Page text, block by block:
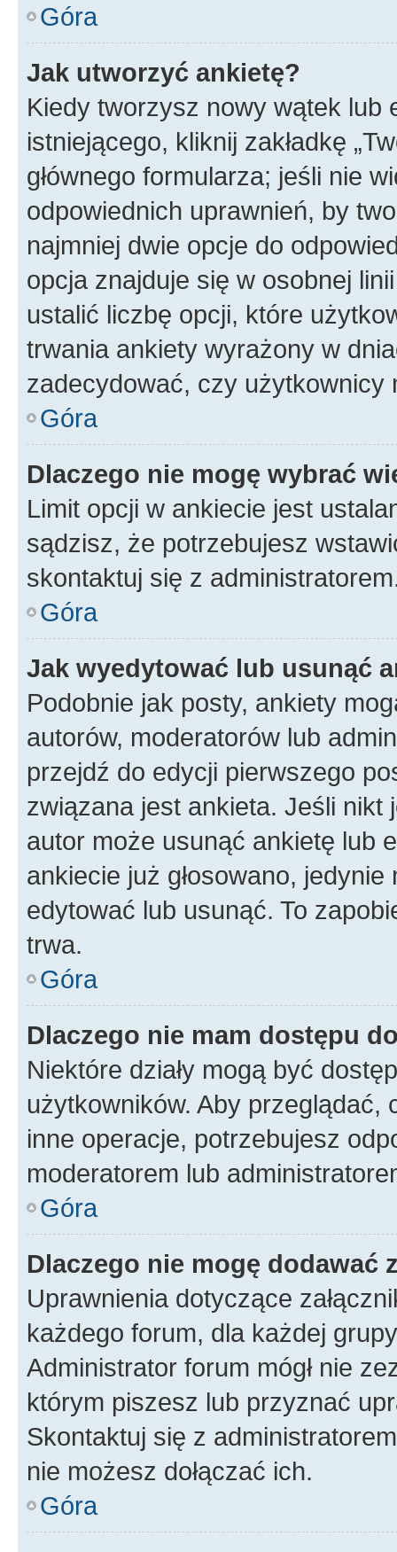
Góra
Jak utworzyć ankietę?
Kiedy tworzysz nowy wątek lub
istniejącego, kliknij zakładkę
głównego formularza; jeśli nie
odpowiednich uprawnień, by
najmniej dwie opcje do
opcja znajduje się w osobnej
ustalić liczbę opcji, które
trwania ankiety wyrażony w
zadecydować, czy użytkownicy
Góra
Dlaczego nie mogę wybrać
Limit opcji w ankiecie jest
sądzisz, że potrzebujesz
skontaktuj się z
Góra
Jak wyedytować lub usunąć
Podobnie jak posty, ankiety
autorów, moderatorów lub
przejdź do edycji pierwszego
związana jest ankieta. Jeśli nikt
autor może usunąć ankietę lub
ankiecie już głosowano,
edytować lub usunąć. To
trwa.
Góra
Dlaczego nie mam dostępu
Niektóre działy mogą być
użytkowników. Aby
inne operacje, potrzebujesz
moderatorem lub
Góra
Dlaczego nie mogę dodawać
Uprawnienia dotyczące
każdego forum, dla każdej
Administrator forum mógł nie
którym piszesz lub przyznać
Skontaktuj się z
nie możesz dołączać ich.
Góra